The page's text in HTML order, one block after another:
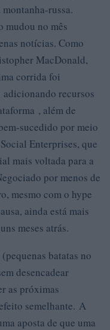
russa.
mudou no mês
notícias. Como
MacDonald,
corrida foi
recursos
, além de
sucedido por meio
Enterprises, que
mais voltada para a
por menos de
mesmo com o hype
ainda está mais
meses atrás.
batatas no
desencadear
as próximas
semelhante. A
aposta de que uma